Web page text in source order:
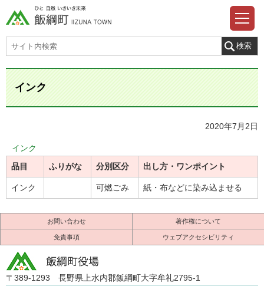
インク
2020年7月2日
インク
品目
ふりがな 分別区分 出し方・ワンポイント
インク 可燃ごみ 紙・布などに染み込ませる
お問い合わせ 著作権について
免責事項 ウェブアクセシビリティ
〒389-1293 長野県上水内郡飯綱町大字牟礼2795-1